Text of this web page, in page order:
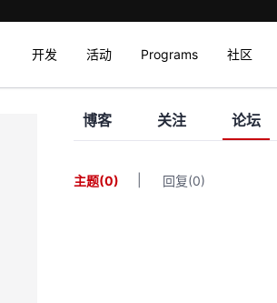
开发 活动 Programs 社区
博客 关注 论坛
主题(0) 回复(0)